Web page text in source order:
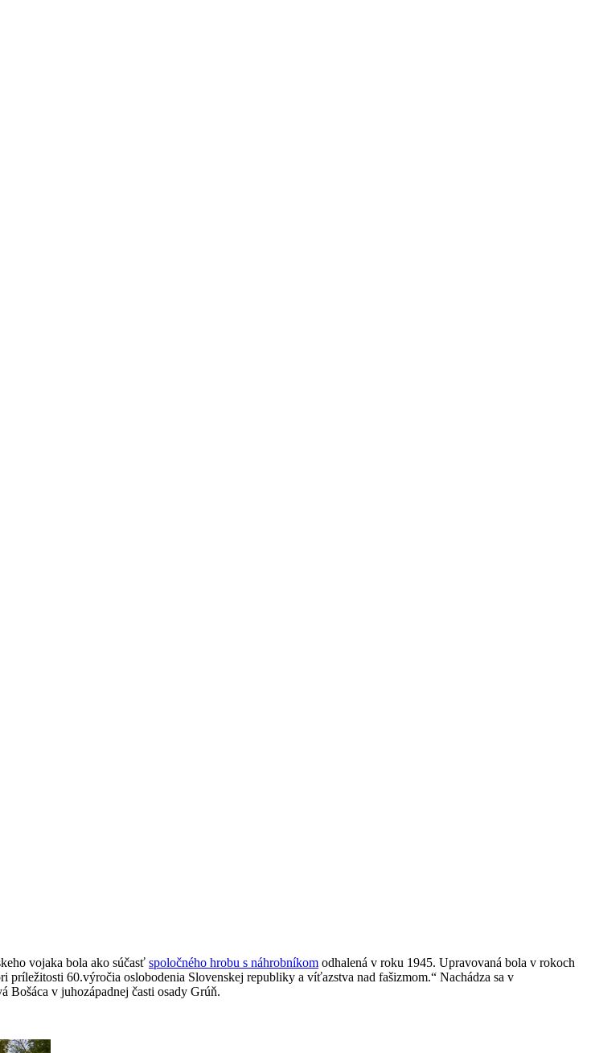
vojaka bola ako súčasť spoločného hrobu s náhrobníkom odhalená v roku 1945. Upravovaná bola v rokoch
60.výročia oslobodenia Slovenskej republiky a víťazstva nad fašizmom.“ Nachádza sa v
v juhozápadnej časti osady Grúň.